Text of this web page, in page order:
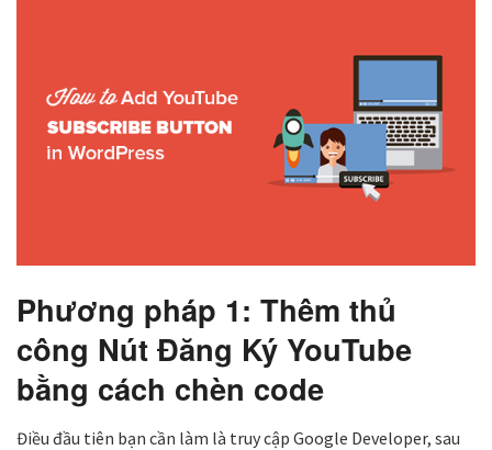
Phương pháp 1: Thêm thủ
công Nút Đăng Ký YouTube
bằng cách chèn code
Điều đầu tiên bạn cần làm là truy cập Google Developer, sau